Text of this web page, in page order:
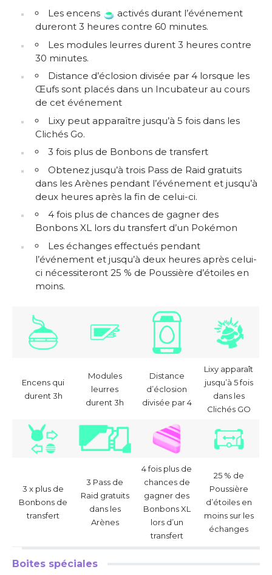
Les encens
activés durant l’événement
dureront 3 heures contre 60 minutes.
Les modules leurres durent 3 heures contre
30 minutes.
Distance d’éclosion divisée par 4 lorsque les
Œufs sont placés dans un Incubateur au cours
de cet événement
Lixy peut apparaître jusqu’à 5 fois dans les
Clichés Go.
3 fois plus de Bonbons de transfert
Obtenez jusqu’à trois Pass de Raid gratuits
dans les Arènes pendant l’événement et jusqu’à
deux heures après la fin de celui-ci.
4 fois plus de chances de gagner des
Bonbons XL lors du transfert d’un Pokémon
Les échanges effectués pendant
l’événement et jusqu’à deux heures après celui-
ci nécessiteront 25 % de Poussière d’étoiles en
moins.
Encens qui
durent 3h
Modules
leurres
durent 3h
Distance
d’éclosion
divisée par 4
Lixy apparaît
jusqu’à 5 fois
dans les
Clichés GO
3 x plus de
Bonbons de
transfert
3 Pass de
Raid gratuits
dans les
Arènes
4 fois plus de
chances de
gagner des
Bonbons XL
lors d’un
transfert
25 % de
Poussière
d’étoiles en
moins sur les
échanges
Boites spéciales